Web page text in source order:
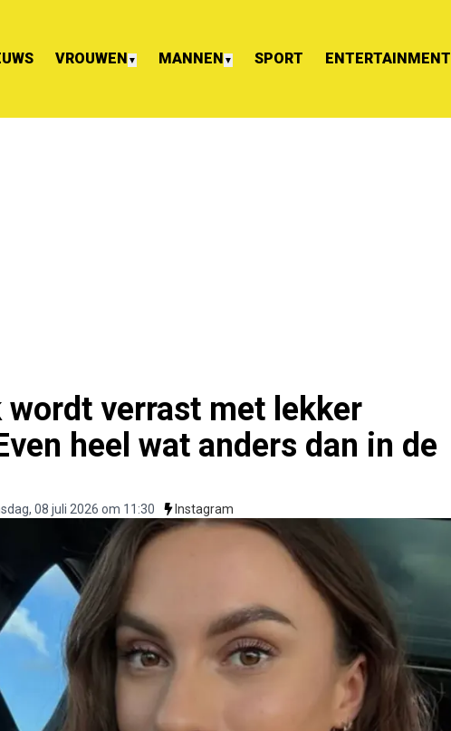
VROUWEN ▼ MANNEN ▼ SPORT ENTERTAINMENT
wordt verrast met lekker
heel wat anders dan in de
08 juli 2026 om 11:30 Instagram